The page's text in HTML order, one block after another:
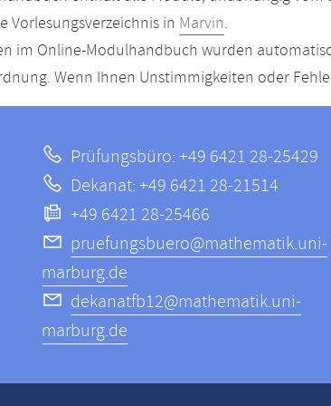
Vorlesungsverzeichnis in Marvin.
im Online-Modulhandbuch wurden
Wenn Ihnen Unstimmigkeiten oder
Prüfungsbüro: +49 6421 28-25429
Dekanat: +49 6421 28-21514
+49 6421 28-25466
pruefungsbuero@mathematik.uni-
marburg.de
dekanatfb12@mathematik.uni-
marburg.de